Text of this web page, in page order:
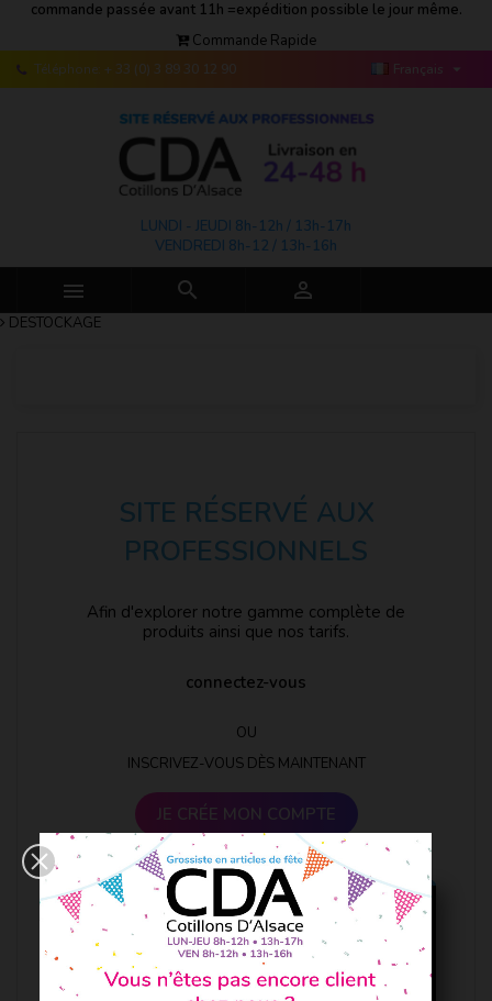
commande passée avant 11h =expédition possible le jour même.
Commande Rapide
Téléphone: + 33 (0) 3 89 30 12 90 Français 
LUNDI - JEUDI 8h-12h / 13h-17h
VENDREDI 8h-12 / 13h-16h
  
DESTOCKAGE
SITE RÉSERVÉ AUX
PROFESSIONNELS
Afin d'explorer notre gamme complète de
produits ainsi que nos tarifs.
connectez-vous
OU
INSCRIVEZ-VOUS DÈS MAINTENANT
JE CRÉE MON COMPTE